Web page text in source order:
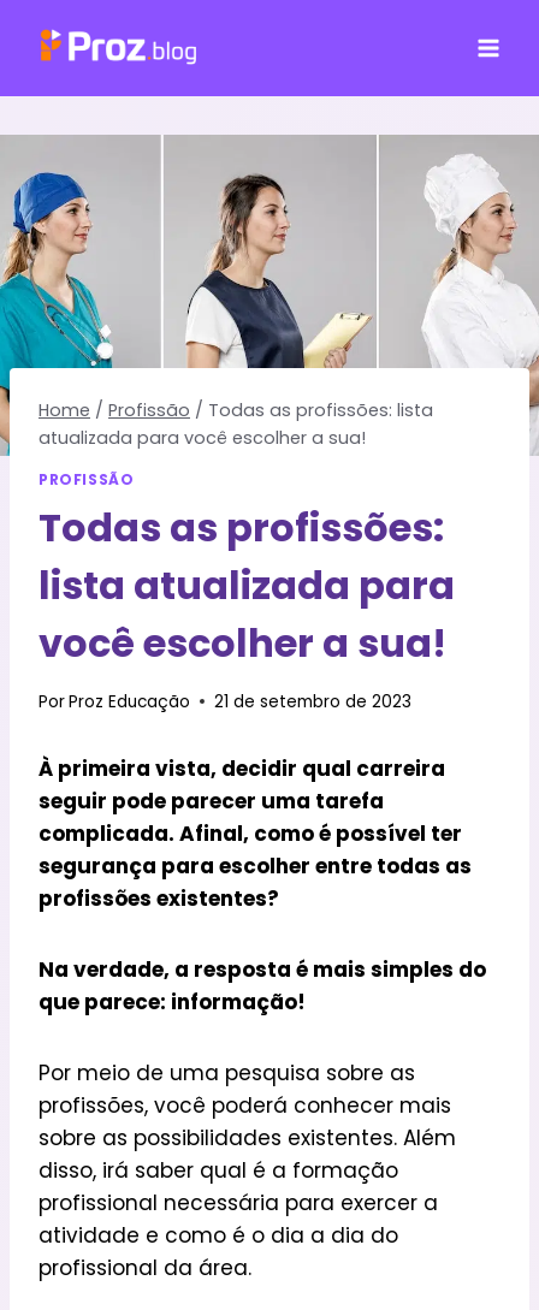
para
Home / Profissão / Todas as profissões: lista
atualizada para você escolher a sua!
PROFISSÃO
Todas as profissões:
lista atualizada para
você escolher a sua!
PorProz Educação 21 de setembro de 2023
À primeira vista, decidir qual carreira
seguir pode parecer uma tarefa
complicada. Afinal, como é possível ter
segurança para escolher entre todas as
profissões existentes?
Na verdade, a resposta é mais simples do
que parece: informação!
Por meio de uma pesquisa sobre as
profissões, você poderá conhecer mais
sobre as possibilidades existentes. Além
disso, irá saber qual é a formação
profissional necessária para exercer a
atividade e como é o dia a dia do
profissional da área.